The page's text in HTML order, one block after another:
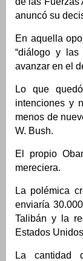
anuncó su
En aquella
“diálogo y las
avanzar en el
Lo que
intenciones y
menos de
W. Bush.
El propio
mereciera.
La polémica
enviaría
Talibán y la
Estados
La cantidad